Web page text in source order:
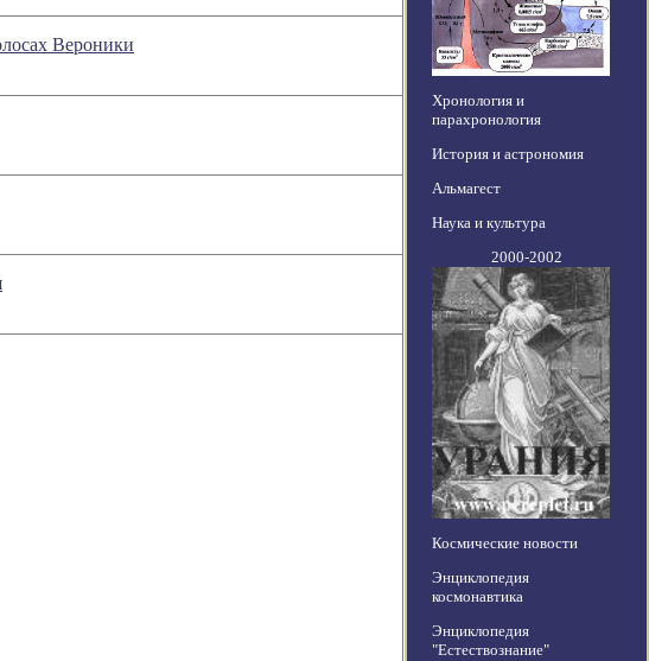
Вероники
Хронология и
парахронология
История и астрономия
Альмагест
Наука и культура
2000-2002
Космические новости
Энциклопедия
космонавтика
Энциклопедия
"Естествознание"